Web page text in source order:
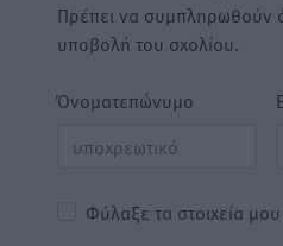
Πρέπει να συμπληρωθούν
υποβολή του σχολίου.
Όνοματεπώνυμο
Φύλαξε τα στοιχεία